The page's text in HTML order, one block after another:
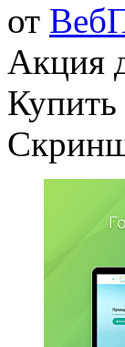
от
Акция
Купить